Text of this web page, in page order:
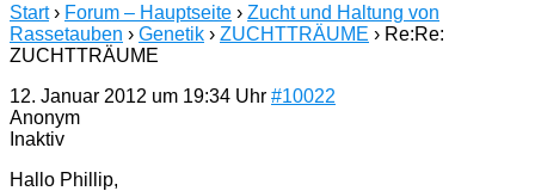
Start › Forum – Hauptseite › Zucht und Haltung von
Rassetauben › Genetik › ZUCHTTRÄUME › Re:Re:
ZUCHTTRÄUME
12. Januar 2012 um 19:34 Uhr #10022
Anonym
Inaktiv
Hallo Phillip,